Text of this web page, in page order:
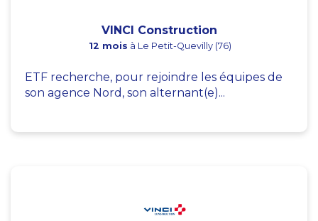
VINCI Construction
12 mois à Le Petit-Quevilly (76)
ETF recherche, pour rejoindre les équipes de
son agence Nord, son alternant(e)...